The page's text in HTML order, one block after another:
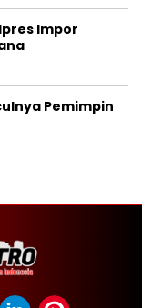
Impor
Pemimpin